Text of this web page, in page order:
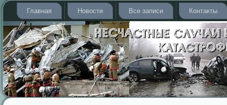
Главная Новости Все записи Контакты